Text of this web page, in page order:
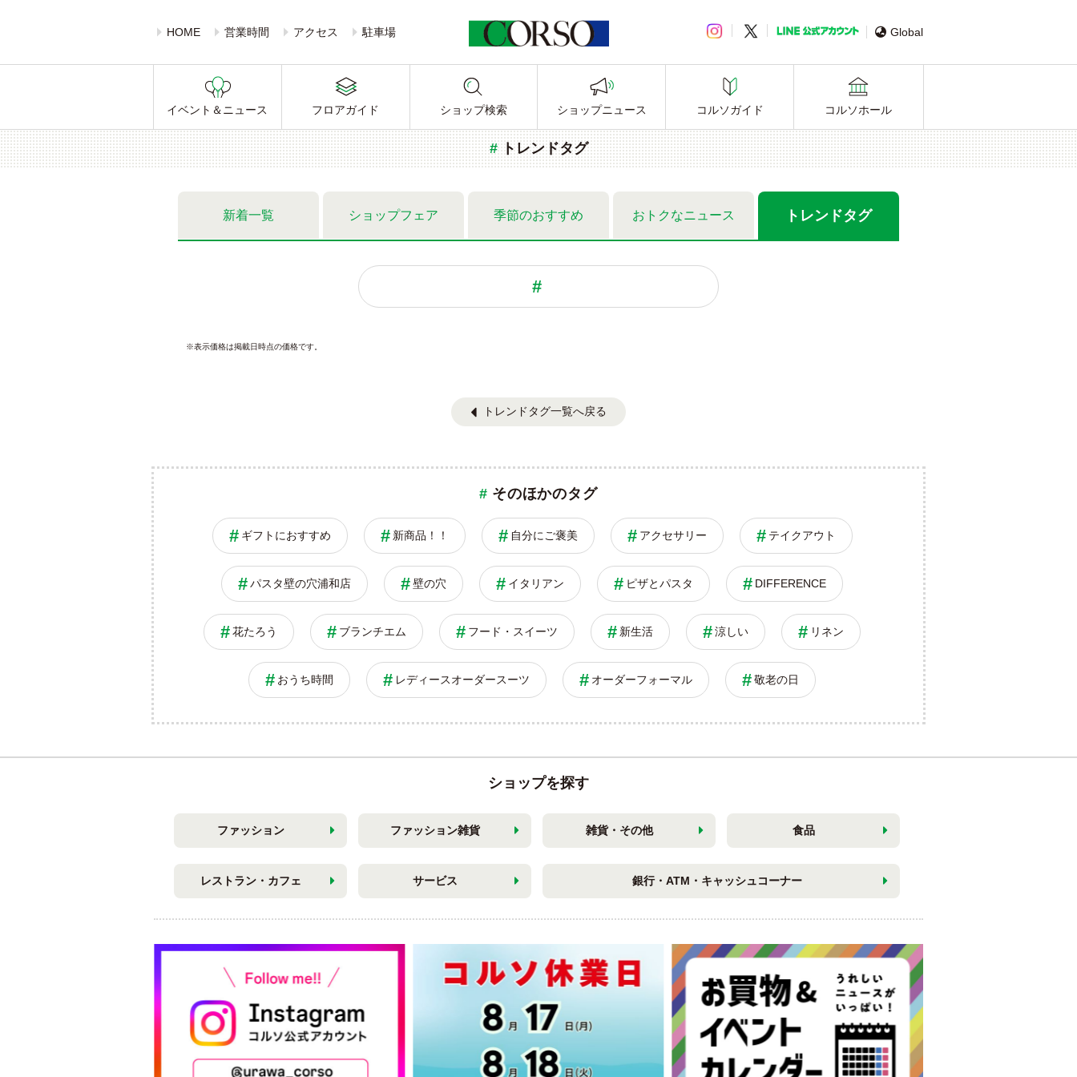
HOME 営業時間 アクセス
駐車場
Global
イベント＆ニュース フロアガイド ショップ検索 ショップニュース コルソガイド コルソホール
トレンドタグ
新着一覧 ショップフェア 季節のおすすめ おトクなニュース トレンドタグ
※表示価格は掲載日時点の価格です。
トレンドタグ一覧へ戻る
そのほかのタグ
ギフトにおすすめ 新商品！！ 自分にご褒美 アクセサリー テイクアウト
パスタ壁の穴浦和店 壁の穴 イタリアン ピザとパスタ DIFFERENCE
花たろう ブランチエム フード・スイーツ 新生活 涼しい リネン
おうち時間 レディースオーダースーツ オーダーフォーマル 敬老の日
ショップを探す
ファッション ファッション雑貨 雑貨・その他 食品
レストラン・カフェ サービス 銀行・ATM・キャッシュコーナー